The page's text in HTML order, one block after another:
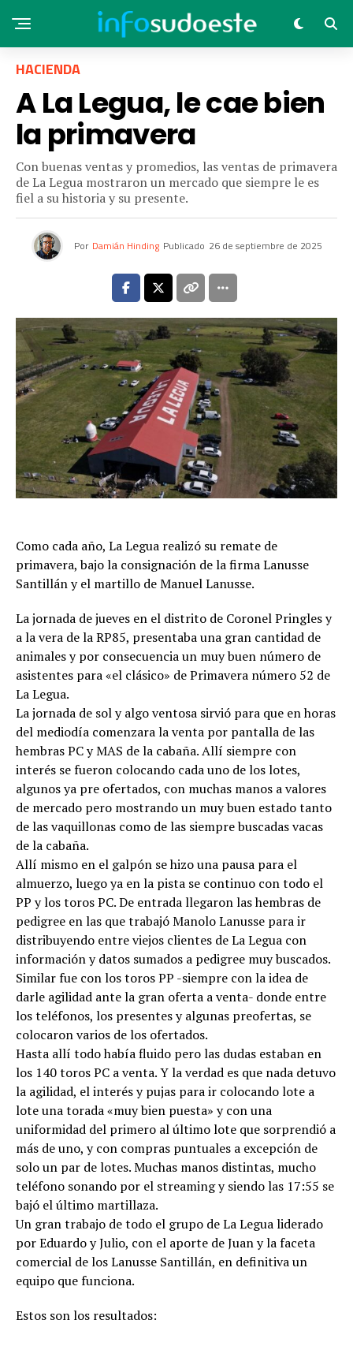
HACIENDA
A La Legua, le cae bien
la primavera
Con buenas ventas y promedios, las ventas de primavera
de La Legua mostraron un mercado que siempre le es
fiel a su historia y su presente.
Por Damián Hinding Publicado 26 de septiembre de 2025
Como cada año, La Legua realizó su remate de
primavera, bajo la consignación de la firma Lanusse
Santillán y el martillo de Manuel Lanusse.
La jornada de jueves en el distrito de Coronel Pringles y
a la vera de la RP85, presentaba una gran cantidad de
animales y por consecuencia un muy buen número de
asistentes para «el clásico» de Primavera número 52 de
La Legua.
La jornada de sol y algo ventosa sirvió para que en horas
del mediodía comenzara la venta por pantalla de las
hembras PC y MAS de la cabaña. Allí siempre con
interés se fueron colocando cada uno de los lotes,
algunos ya pre ofertados, con muchas manos a valores
de mercado pero mostrando un muy buen estado tanto
de las vaquillonas como de las siempre buscadas vacas
de la cabaña.
Allí mismo en el galpón se hizo una pausa para el
almuerzo, luego ya en la pista se continuo con todo el
PP y los toros PC. De entrada llegaron las hembras de
pedigree en las que trabajó Manolo Lanusse para ir
distribuyendo entre viejos clientes de La Legua con
información y datos sumados a pedigree muy buscados.
Similar fue con los toros PP -siempre con la idea de
darle agilidad ante la gran oferta a venta- donde entre
los teléfonos, los presentes y algunas preofertas, se
colocaron varios de los ofertados.
Hasta allí todo había fluido pero las dudas estaban en
los 140 toros PC a venta. Y la verdad es que nada detuvo
la agilidad, el interés y pujas para ir colocando lote a
lote una torada «muy bien puesta» y con una
uniformidad del primero al último lote que sorprendió a
más de uno, y con compras puntuales a excepción de
solo un par de lotes. Muchas manos distintas, mucho
teléfono sonando por el streaming y siendo las 17:55 se
bajó el último martillaza.
Un gran trabajo de todo el grupo de La Legua liderado
por Eduardo y Julio, con el aporte de Juan y la faceta
comercial de los Lanusse Santillán, en definitiva un
equipo que funciona.
Estos son los resultados: